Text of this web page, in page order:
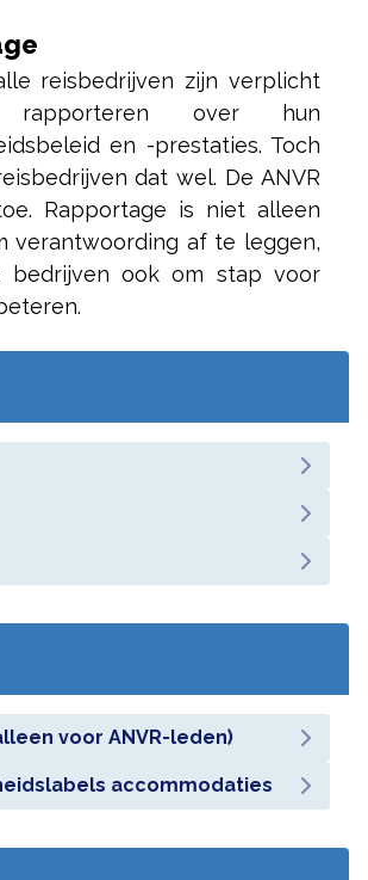
reisbedrijven zijn verplicht
over hun
en -prestaties. Toch
dat wel. De ANVR
Rapportage is niet alleen
verantwoording af te leggen,
bedrijven ook om stap voor
voor ANVR-leden)
accommodaties